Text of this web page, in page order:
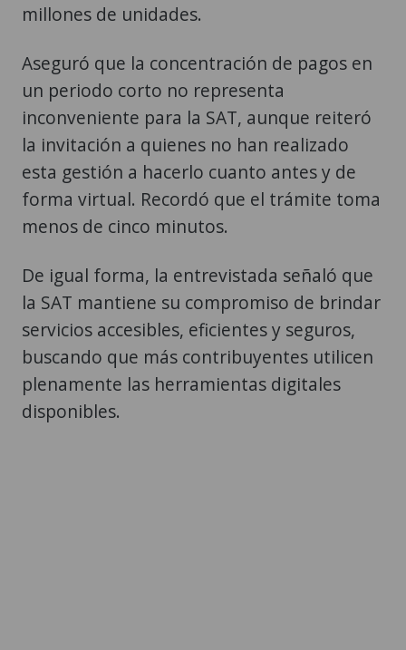
millones de unidades.
Aseguró que la concentración de pagos en
un periodo corto no representa
inconveniente para la SAT, aunque reiteró
la invitación a quienes no han realizado
esta gestión a hacerlo cuanto antes y de
forma virtual. Recordó que el trámite toma
menos de cinco minutos.
De igual forma, la entrevistada señaló que
la SAT mantiene su compromiso de brindar
servicios accesibles, eficientes y seguros,
buscando que más contribuyentes utilicen
plenamente las herramientas digitales
disponibles.